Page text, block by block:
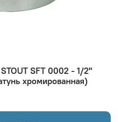
SFT 0002 - 1/2"
хромированная)